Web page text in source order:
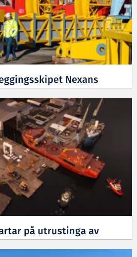
Nexans
på utrustinga av